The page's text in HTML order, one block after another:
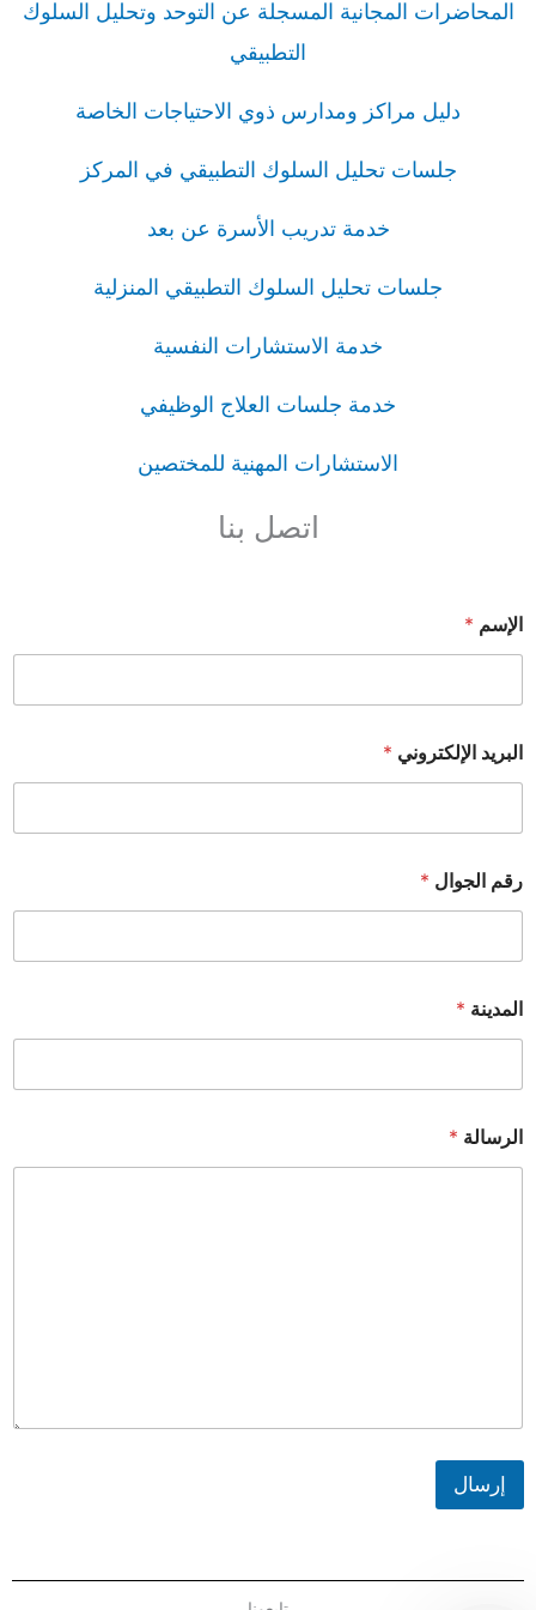
المحاضرات المجانية المسجلة عن التوحد وتحليل السلوك
التطبيقي
دليل مراكز ومدارس ذوي الاحتياجات الخاصة
جلسات تحليل السلوك التطبيقي في المركز
خدمة تدريب الأسرة عن بعد
جلسات تحليل السلوك التطبيقي المنزلية
خدمة الاستشارات النفسية
خدمة جلسات العلاج الوظيفي
الاستشارات المهنية للمختصين
اتصل بنا
الإسم *
البريد الإلكتروني *
رقم الجوال *
المدينة *
الرسالة *
إرسال